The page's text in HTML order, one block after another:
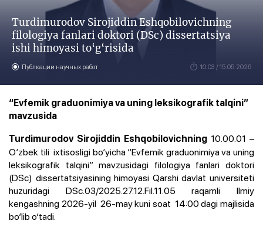
Turdimurodov Sirojiddin Eshqobilovichning
filologiya fanlari doktori (DSc) dissertatsiya
ishi himoyasi to‘g‘risida
Публкации научных работ 10:03 / 15.05.2026
“Evfemik graduonimiya va uning leksikografik talqini”
mavzusida
Turdimurodov Sirojiddin Eshqobilovichning 10.00.01 –
O‘zbek tili ixtisosligi bo‘yicha “Evfemik graduonimiya va uning
leksikografik talqini” mavzusidagi filologiya fanlari doktori
(DSc) dissertatsiyasining himoyasi Qarshi davlat universiteti
huzuridagi DSc.03/2025.27.12.Fil.11.05 raqamli Ilmiy
kengashning 2026-yil 26-may kuni soat 14:00 dagi majlisida
bo‘lib o‘tadi.